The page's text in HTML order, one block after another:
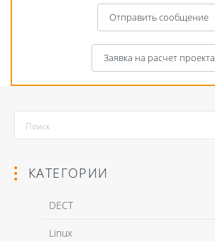
Отправить сообщение
Заявка на расчет проекта
КАТЕГОРИИ
DECT
Linux